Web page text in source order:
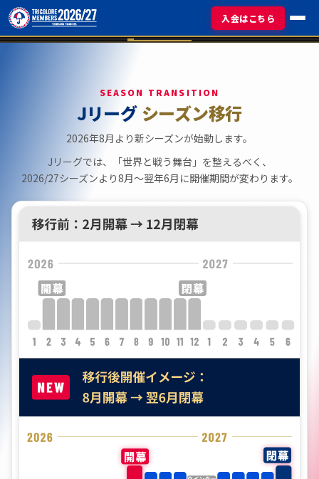
入会はこちら
SEASON TRANSITION
Jリーグ シーズン移行
2026年8月より新シーズンが始動します。
Jリーグでは、「世界と戦う舞台」を整えるべく、
2026/27シーズンより8月〜翌年6月に開催期間が変わります。